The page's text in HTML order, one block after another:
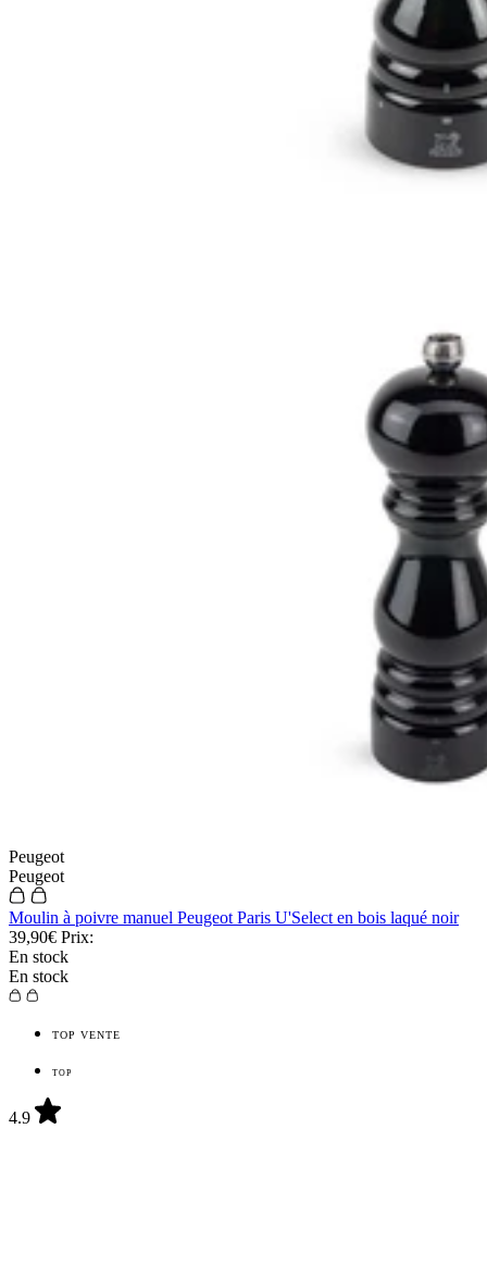
Peugeot
Peugeot
Moulin à poivre manuel Peugeot Paris U'Select en bois laqué noir
39,90€ Prix:
En stock
En stock
TOP VENTE
TOP
4.9